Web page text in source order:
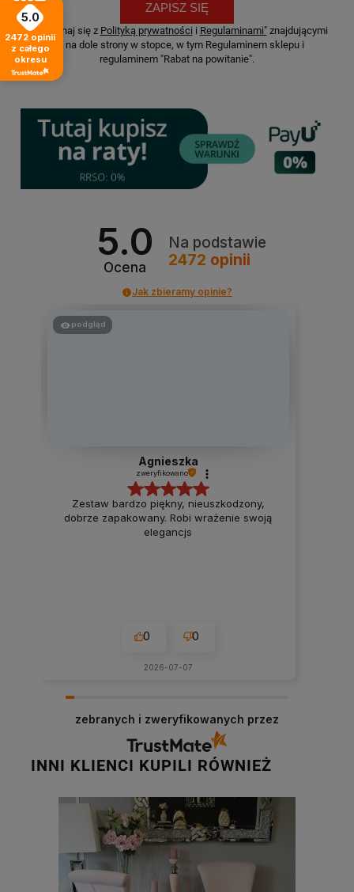
ZAPISZ SIĘ
* Zapoznaj się z Polityką prywatności i Regulaminami"znajdującymi
się na dole strony w stopce, w tym Regulaminem sklepu i
regulaminem "Rabat na powitanie".
5.0
Ocena
Na podstawie
2472 opinii
Jak zbieramy opinie?
podgląd
Agnieszka
zweryfikowano
Zestaw bardzo piękny, nieuszkodzony,
dobrze zapakowany. Robi wrażenie swoją
elegancjs
0 0
2026-07-07
zebranych i zweryfikowanych przez
INNI KLIENCI KUPILI RÓWNIEŻ
5.0
2472 opinii
z całego
okresu